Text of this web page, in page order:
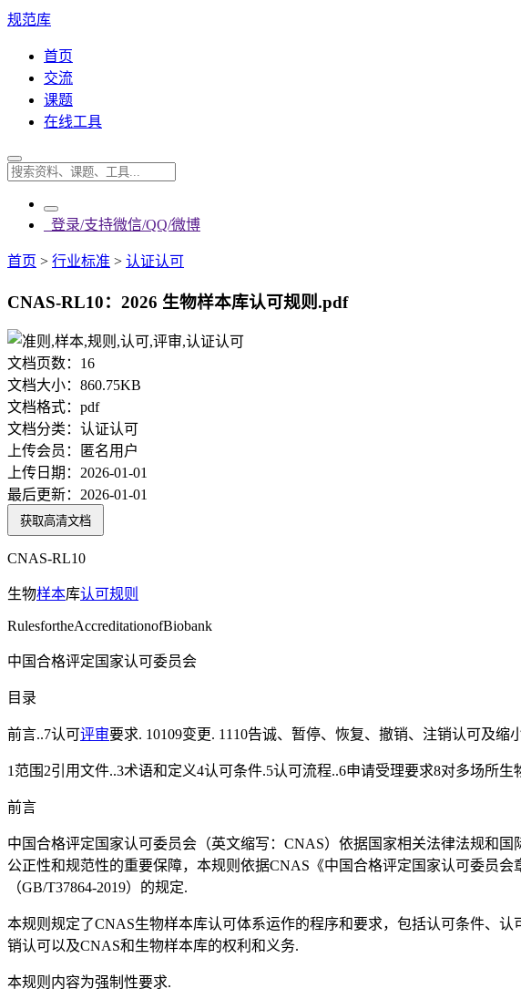
规范库
首页
交流
课题
在线工具
登录/支持微信/QQ/微博
首页 > 行业标准 > 认证认可
CNAS-RL10：2026 生物样本库认可规则.pdf
文档页数： 16
文档大小： 860.75KB
文档格式： pdf
文档分类： 认证认可
上传会员：
匿名用户
上传日期： 2026-01-01
最后更新： 2026-01-01
获取高清文档
CNAS-RL10
生物样本库认可规则
RulesfortheAccreditationofBiobank
中国合格评定国家认可委员会
目录
前言..7认可评审要求. 10109变更. 1110告诚、暂停、恢复、撤销、注销认可及缩
1范围2引用文件..3术语和定义4认可条件.5认可流程..6申请受理要求8对多场所
前言
中国合格评定国家认可委员会（英文缩写：CNAS）依据国家相关法律法规和
公正性和规范性的重要保障，本规则依据CNAS《中国合格评定国家认可委员
（GB/T37864-2019）的规定.
本规则规定了CNAS生物样本库认可体系运作的程序和要求，包括认可条件、
销认可以及CNAS和生物样本库的权利和义务.
本规则内容为强制性要求.